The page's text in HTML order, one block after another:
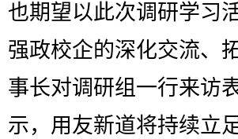
也期望以此次调研学习
强政校企的深化交流、
事长对调研组一行来访
示，用友新道将持续立